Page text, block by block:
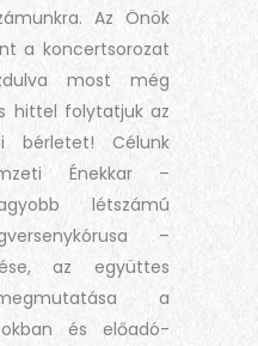
Az Önök
a koncertsorozat
most még
hittel folytatjuk az
bérletet! Célunk
Énekkar –
létszámú
–
az együttes
a
és előadó-